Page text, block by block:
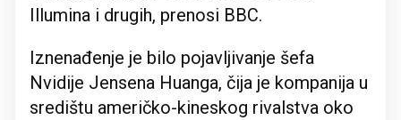
Illumina i drugih, prenosi BBC.
Iznenađenje je bilo pojavljivanje šefa
Nvidije Jensena Huanga, čija je kompanija u
središtu američko-kineskog rivalstva oko